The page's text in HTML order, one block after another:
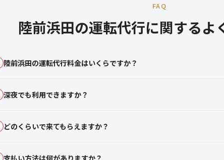
FAQ
陸前浜田の運転代行に関するよ
陸前浜田の運転代行料金はいくらですか？
深夜でも利用できますか？
どのくらいで来てもらえますか？
支払い方法は何がありますか？